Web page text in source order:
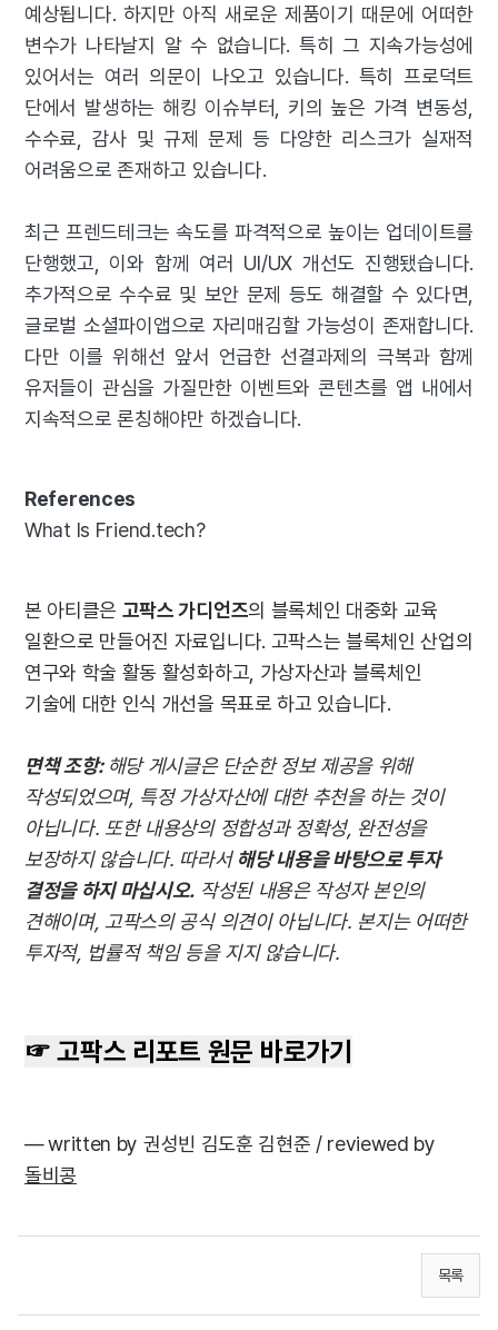
예상됩니다. 하지만 아직 새로운 제품이기 때문에 어떠한
변수가 나타날지 알 수 없습니다. 특히 그 지속가능성에
있어서는 여러 의문이 나오고 있습니다. 특히 프로덕트
단에서 발생하는 해킹 이슈부터, 키의 높은 가격 변동성,
수수료, 감사 및 규제 문제 등 다양한 리스크가 실재적
어려움으로 존재하고 있습니다.
최근 프렌드테크는 속도를 파격적으로 높이는 업데이트를
단행했고, 이와 함께 여러 UI/UX 개선도 진행됐습니다.
추가적으로 수수료 및 보안 문제 등도 해결할 수 있다면,
글로벌 소셜파이앱으로 자리매김할 가능성이 존재합니다.
다만 이를 위해선 앞서 언급한 선결과제의 극복과 함께
유저들이 관심을 가질만한 이벤트와 콘텐츠를 앱 내에서
지속적으로 론칭해야만 하겠습니다.
References
What Is Friend.tech?
본 아티클은 고팍스 가디언즈의 블록체인 대중화 교육
일환으로 만들어진 자료입니다. 고팍스는 블록체인 산업의
연구와 학술 활동 활성화하고, 가상자산과 블록체인
기술에 대한 인식 개선을 목표로 하고 있습니다.
면책 조항: 해당 게시글은 단순한 정보 제공을 위해
작성되었으며, 특정 가상자산에 대한 추천을 하는 것이
아닙니다. 또한 내용상의 정합성과 정확성, 완전성을
보장하지 않습니다. 따라서 해당 내용을 바탕으로 투자
결정을 하지 마십시오. 작성된 내용은 작성자 본인의
견해이며, 고팍스의 공식 의견이 아닙니다. 본지는 어떠한
투자적, 법률적 책임 등을 지지 않습니다.
☞ 고팍스 리포트 원문 바로가기
— written by 권성빈 김도훈 김현준 / reviewed by
돌비콩
목록